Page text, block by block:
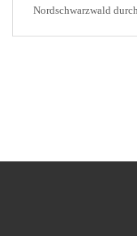
Nordschwarzwald